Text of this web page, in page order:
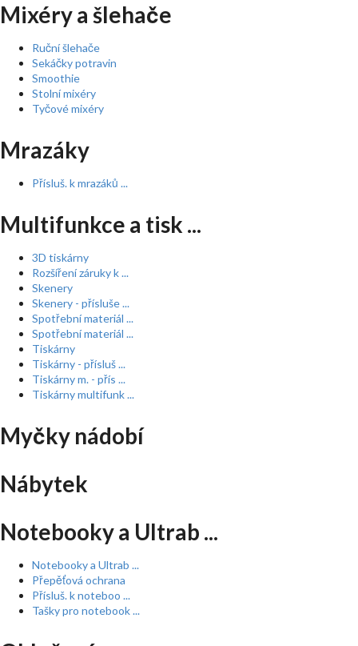
Mixéry a šlehače
Ruční šlehače
Sekáčky potravin
Smoothie
Stolní mixéry
Tyčové mixéry
Mrazáky
Přísluš. k mrazáků ...
Multifunkce a tisk ...
3D tiskárny
Rozšíření záruky k ...
Skenery
Skenery - přísluše ...
Spotřební materiál ...
Spotřební materiál ...
Tiskárny
Tiskárny - přísluš ...
Tiskárny m. - přís ...
Tiskárny multifunk ...
Myčky nádobí
Nábytek
Notebooky a Ultrab ...
Notebooky a Ultrab ...
Přepěťová ochrana
Přísluš. k noteboo ...
Tašky pro notebook ...